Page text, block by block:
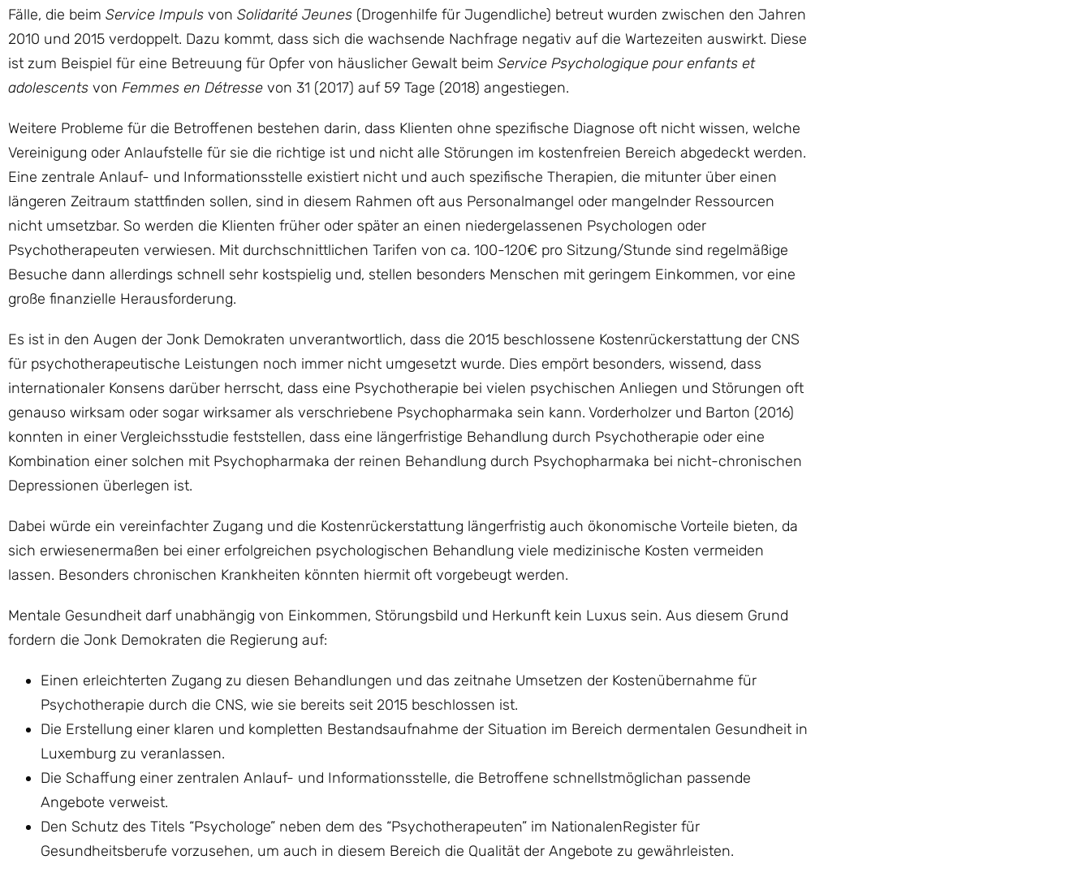
Fälle, die beim Service Impuls von Solidarité Jeunes (Drogenhilfe für Jugendliche) betreut wurden zwischen den Jahren
2010 und 2015 verdoppelt. Dazu kommt, dass sich die wachsende Nachfrage negativ auf die Wartezeiten auswirkt. Diese
ist zum Beispiel für eine Betreuung für Opfer von häuslicher Gewalt beim Service Psychologique pour enfants et
adolescents von Femmes en Détresse von 31 (2017) auf 59 Tage (2018) angestiegen.
Weitere Probleme für die Betroffenen bestehen darin, dass Klienten ohne spezifische Diagnose oft nicht wissen, welche
Vereinigung oder Anlaufstelle für sie die richtige ist und nicht alle Störungen im kostenfreien Bereich abgedeckt werden.
Eine zentrale Anlauf- und Informationsstelle existiert nicht und auch spezifische Therapien, die mitunter über einen
längeren Zeitraum stattfinden sollen, sind in diesem Rahmen oft aus Personalmangel oder mangelnder Ressourcen
nicht umsetzbar. So werden die Klienten früher oder später an einen niedergelassenen Psychologen oder
Psychotherapeuten verwiesen. Mit durchschnittlichen Tarifen von ca. 100-120€ pro Sitzung/Stunde sind regelmäßige
Besuche dann allerdings schnell sehr kostspielig und, stellen besonders Menschen mit geringem Einkommen, vor eine
große finanzielle Herausforderung.
Es ist in den Augen der Jonk Demokraten unverantwortlich, dass die 2015 beschlossene Kostenrückerstattung der CNS
für psychotherapeutische Leistungen noch immer nicht umgesetzt wurde. Dies empört besonders, wissend, dass
internationaler Konsens darüber herrscht, dass eine Psychotherapie bei vielen psychischen Anliegen und Störungen oft
genauso wirksam oder sogar wirksamer als verschriebene Psychopharmaka sein kann. Vorderholzer und Barton (2016)
konnten in einer Vergleichsstudie feststellen, dass eine längerfristige Behandlung durch Psychotherapie oder eine
Kombination einer solchen mit Psychopharmaka der reinen Behandlung durch Psychopharmaka bei nicht-chronischen
Depressionen überlegen ist.
Dabei würde ein vereinfachter Zugang und die Kostenrückerstattung längerfristig auch ökonomische Vorteile bieten, da
sich erwiesenermaßen bei einer erfolgreichen psychologischen Behandlung viele medizinische Kosten vermeiden
lassen. Besonders chronischen Krankheiten könnten hiermit oft vorgebeugt werden.
Mentale Gesundheit darf unabhängig von Einkommen, Störungsbild und Herkunft kein Luxus sein. Aus diesem Grund
fordern die Jonk Demokraten die Regierung auf:
Einen erleichterten Zugang zu diesen Behandlungen und das zeitnahe Umsetzen der Kostenübernahme für
Psychotherapie durch die CNS, wie sie bereits seit 2015 beschlossen ist.
Die Erstellung einer klaren und kompletten Bestandsaufnahme der Situation im Bereich dermentalen Gesundheit in
Luxemburg zu veranlassen.
Die Schaffung einer zentralen Anlauf- und Informationsstelle, die Betroffene schnellstmöglichan passende
Angebote verweist.
Den Schutz des Titels “Psychologe” neben dem des “Psychotherapeuten” im NationalenRegister für
Gesundheitsberufe vorzusehen, um auch in diesem Bereich die Qualität der Angebote zu gewährleisten.